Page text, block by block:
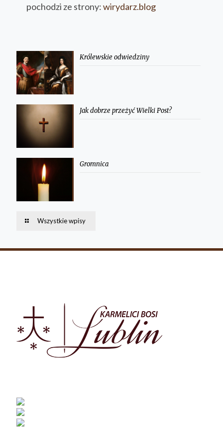
pochodzi ze strony:wirydarz.blog
Królewskie odwiedziny
Jak dobrze przeżyć Wielki Post?
Gromnica
Wszystkie wpisy